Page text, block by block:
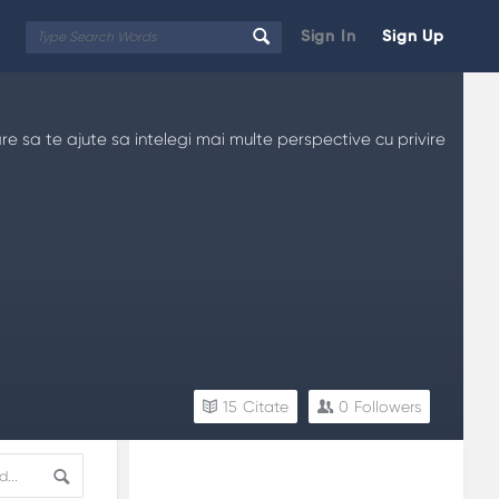
Sign In Sign Up
sa te ajute sa intelegi mai multe perspective cu privire
0 Followers
15 Citate